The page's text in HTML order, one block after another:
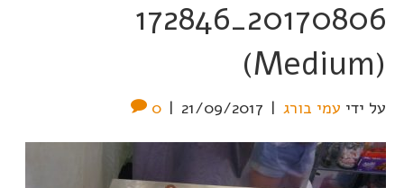
20170806_172846
(Medium)
על ידי עמי בורג |
21/09/2017
|
0